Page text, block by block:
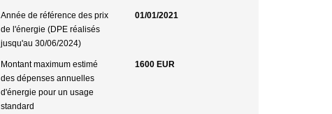
Année de référence des prix
de l'énergie (DPE réalisés
jusqu'au 30/06/2024)
01/01/2021
Montant maximum estimé
des dépenses annuelles
d'énergie pour un usage
standard
1600 EUR